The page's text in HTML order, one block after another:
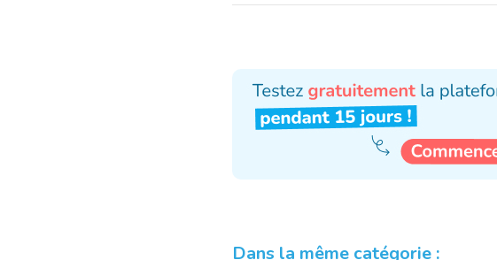
Dans la même catégorie :